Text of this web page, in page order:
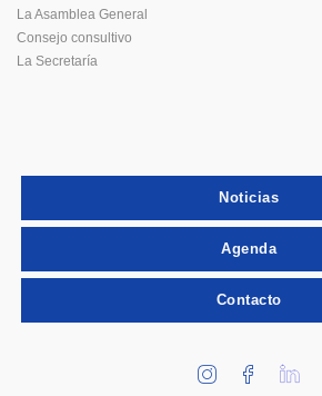
La Asamblea General
Consejo consultivo
La Secretaría
Noticias
Agenda
Contacto